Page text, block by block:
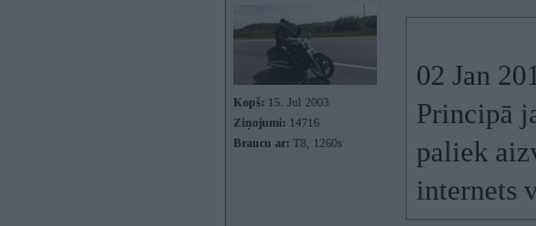
Kopš: 15. Jul 2003
Ziņojumi: 14716
Braucu ar: T8, 1260s
02 Jan
Principā
paliek
internets